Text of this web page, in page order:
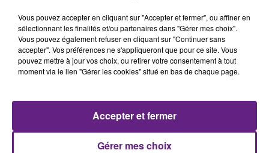
Publié : 18 février 2019 à 6h15 par la rédaction
Vous pouvez accepter en cliquant sur "Accepter et fermer", ou affiner en
sélectionnant les finalités et/ou partenaires dans "Gérer mes choix".
Vous pouvez également refuser en cliquant sur "Continuer sans
accepter". Vos préférences ne s'appliqueront que pour ce site. Vous
pouvez mettre à jour vos choix, ou retirer votre consentement à tout
moment via le lien "Gérer les cookies" situé en bas de chaque page.
Gérer mes choix
Accepter et fermer